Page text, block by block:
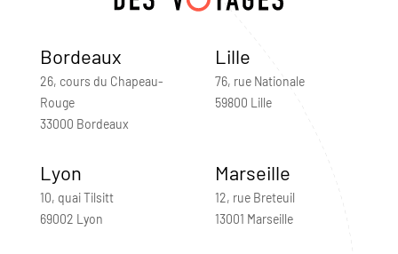
Bordeaux
26, cours du Chapeau-
Rouge
33000 Bordeaux
Lille
76, rue Nationale
59800 Lille
Lyon
10, quai Tilsitt
69002 Lyon
Marseille
12, rue Breteuil
13001 Marseille